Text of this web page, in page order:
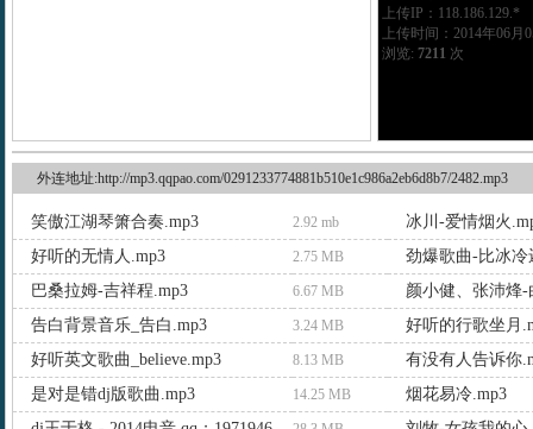
上传IP：118.186.129.*
上传时间：2014年06月
浏览: 7211 次
外连地址:http://mp3.qqpao.com/0291233774881b510e1c986a2eb6d8b7/2482.mp3
笑傲江湖琴箫合奏.mp3 2.92 mb
冰川-爱情烟火
好听的无情人.mp3
2.75 MB
劲爆歌曲-比冰冷
巴桑拉姆-吉祥程.mp3
6.67 MB
颜小健、张沛烽-
告白背景音乐_告白.mp3
3.24 MB
好听的行歌坐月
好听英文歌曲_believe.mp3
8.13 MB
有没有人告诉你
是对是错dj版歌曲.mp3
14.25 MB 烟花易冷.mp3